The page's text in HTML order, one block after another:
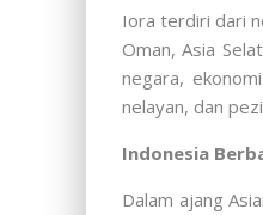
Iora terdiri dari
Oman, Asia
negara,
nelayan, dan
Indonesia
Dalam ajang